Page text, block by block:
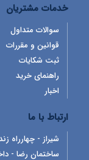
خدمات مشتریان
سوالات متداول
قوانین و مقررات
ثبت شکایات
راهنمای خرید
اخبار
ارتباط با ما
شیراز - چهارراه
ساختمان رضا -